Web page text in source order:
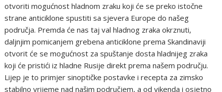
otvoriti mogućnost hladnom zraku koji će se preko istočne
strane anticiklone spustiti sa sjevera Europe do našeg
područja. Premda će nas taj val hladnog zraka okrznuti,
daljnjim pomicanjem grebena anticiklone prema Skandinaviji
otvorit će se mogućnost za spuštanje dosta hladnijeg zraka
koji će pristići iz hladne Rusije direkt prema našem području.
Lijep je to primjer sinoptičke postavke i recepta za zimsko
stabilno vrijeme nad našim područjem, a od vikenda i osjetno